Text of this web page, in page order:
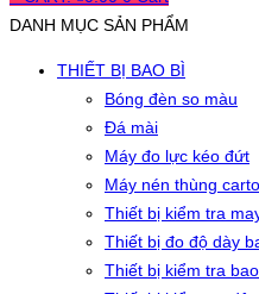
DANH MỤC SẢN PHẨM
THIẾT BỊ BAO BÌ
Bóng đèn so màu
Đá mài
Máy đo lực kéo đứt
Máy nén thùng
Thiết bị kiểm tra
Thiết bị đo độ dày
Thiết bị kiểm tra